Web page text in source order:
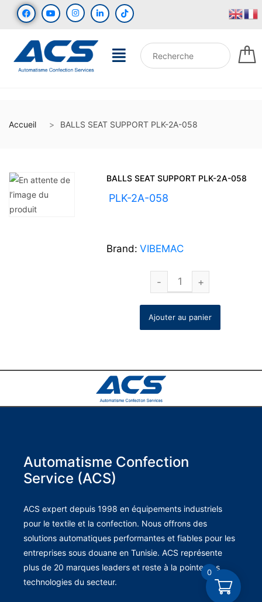
Accueil BALLS SEAT SUPPORT PLK-2A-058
BALLS SEAT SUPPORT PLK-2A-058
PLK-2A-058
Brand: VIBEMAC
Ajouter au panier
Automatisme Confection
Service (ACS)
ACS expert depuis 1998 en équipements industriels
pour le textile et la confection. Nous offrons des
solutions automatiques performantes et fiables pour les
entreprises sous douane en Tunisie. ACS représente
plus de 20 marques leaders et reste à la pointe des
technologies du secteur.
0